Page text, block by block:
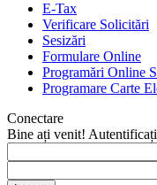
E-Tax
Verificare Solicitări
Sesizări
Formulare Online
Programări Online
Programare Carte
Conectare
Bine ați venit!